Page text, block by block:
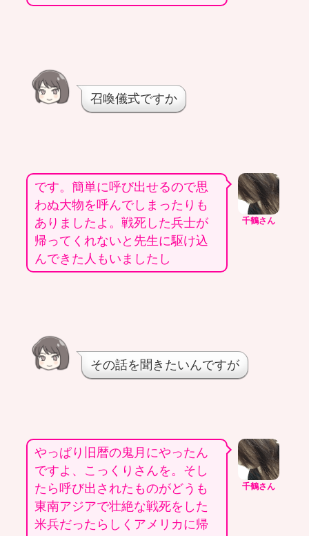
召喚儀式ですか
千鶴さん
です。簡単に呼び出せるので思
わぬ大物を呼んでしまったりも
ありましたよ。戦死した兵士が
帰ってくれないと先生に駆け込
んできた人もいましたし
その話を聞きたいんですが
千鶴さん
やっぱり旧暦の鬼月にやったん
ですよ、こっくりさんを。そし
たら呼び出されたものがどうも
東南アジアで壮絶な戦死をした
米兵だったらしくアメリカに帰